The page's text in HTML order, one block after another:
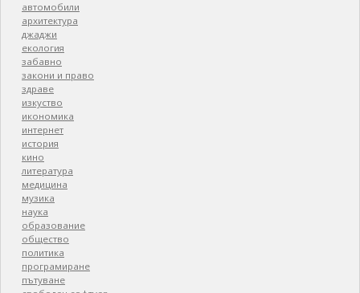
автомобили
архитектура
джаджи
екология
забавно
закони и право
здраве
изкуство
икономика
интернет
история
кино
литература
медицина
музика
наука
образование
общество
политика
програмиране
пътуване